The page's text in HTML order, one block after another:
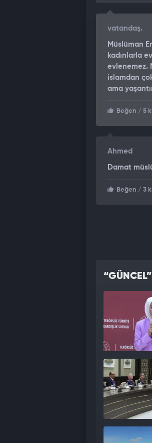
vatandaş.
Müslüman
kadınlarla
evlenemez.
islamdan
ama
Beğen / 5
Ahmed
Damat
Beğen / 3